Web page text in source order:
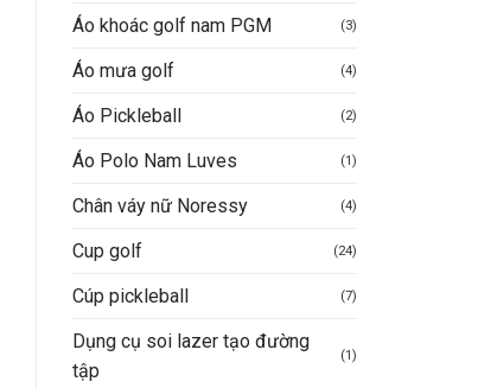
Áo khoác golf nam PGM (3)
Áo mưa golf (4)
Áo Pickleball (2)
Áo Polo Nam Luves (1)
Chân váy nữ Noressy (4)
Cup golf (24)
Cúp pickleball (7)
Dụng cụ soi lazer tạo đường
tập
(1)